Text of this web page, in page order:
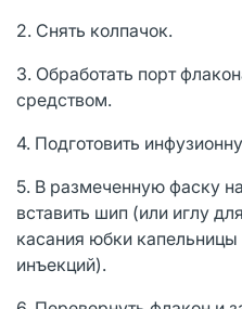
2. Снять колпачок.
3. Обработать порт
средством.
4. Подготовить
5. В размеченную фаску
вставить шип (или иглу
касания юбки
инъекций).